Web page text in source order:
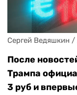
Сергей Ведяшкин /
После
Трампа
3 руб и